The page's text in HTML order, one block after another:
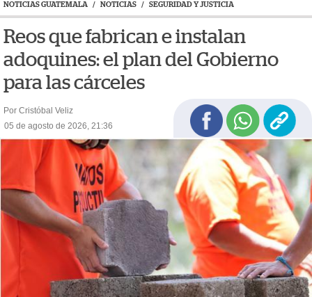
NOTICIAS GUATEMALA / NOTICIAS / SEGURIDAD Y JUSTICIA
Reos que fabrican e instalan
adoquines: el plan del Gobierno
para las cárceles
Por Cristóbal Veliz
05 de agosto de 2026, 21:36